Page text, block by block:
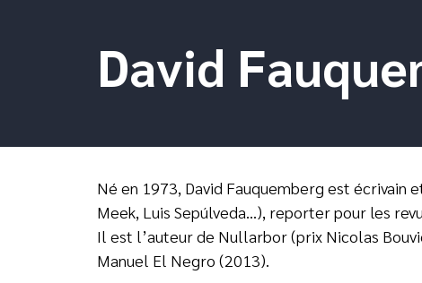
David
Né en 1973, David Fauquemberg est écrivain
Meek, Luis Sepúlveda…), reporter pour les
Il est l’auteur de Nullarbor (prix Nicolas
Manuel El Negro (2013).